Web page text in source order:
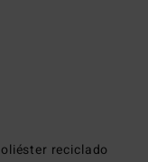
reciclado